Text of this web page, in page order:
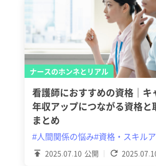
ナースのホンネとリアル
2025.07.10 公開
看護師におすすめの資格｜キ
年収アップにつながる資格と
まとめ
#人間関係の悩み#資格・スキル